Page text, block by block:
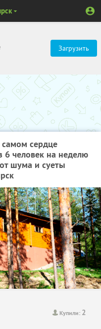
Загрузить
сердце
человек на неделю
шума и суеты
Купили: 2